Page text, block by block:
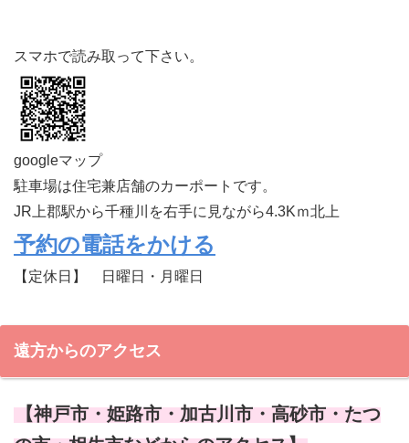
スマホで読み取って下さい。
⁠⁠⁠googleマップ
駐車場は住宅兼店舗のカーポートです。
JR上郡駅から千種川を右手に見ながら4.3Kｍ北上
予約の電話をかける
【定休日】 日曜日・月曜日
遠方からのアクセス
【神戸市・姫路市・加古川市・高砂市・たつ